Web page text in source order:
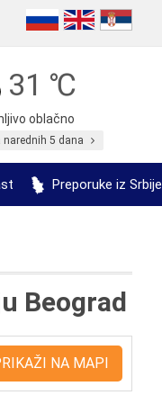
31 ℃
oblačno
narednih 5 dana
Preporuke iz Srbije
Beograd
NA MAPI